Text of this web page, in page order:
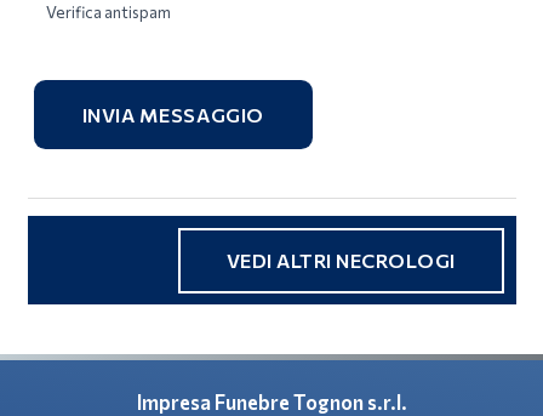
Verifica antispam
INVIA MESSAGGIO
VEDI ALTRI NECROLOGI
Impresa Funebre Tognon s.r.l.